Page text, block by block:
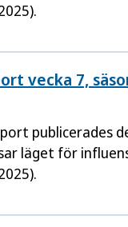
vecka 7,
publicerades
läget för